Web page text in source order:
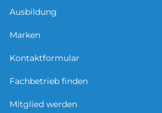
Ausbildung
Marken
Kontaktformular
Fachbetrieb finden
Mitglied werden